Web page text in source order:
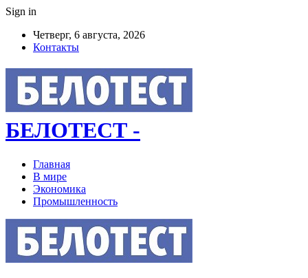
Sign in
Четверг, 6 августа, 2026
Контакты
БЕЛОТЕСТ -
Главная
В мире
Экономика
Промышленность